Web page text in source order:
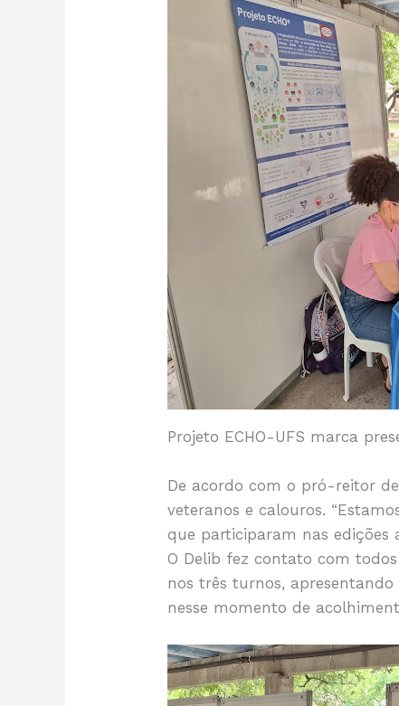
Projeto ECHO-UFS marca
De acordo com o pró-reitor
veteranos e calouros.
que participaram nas
O Delib fez contato com
nos três turnos,
nesse momento de